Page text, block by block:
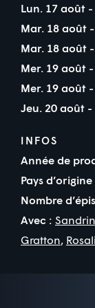
Lun. 17 août -
Mar. 18 août
Mar. 18 août
Mer. 19 août -
Mer. 19 août -
Jeu. 20 août -
INFOS
Année de
Pays d’origine
Nombre
Avec :
Gratton